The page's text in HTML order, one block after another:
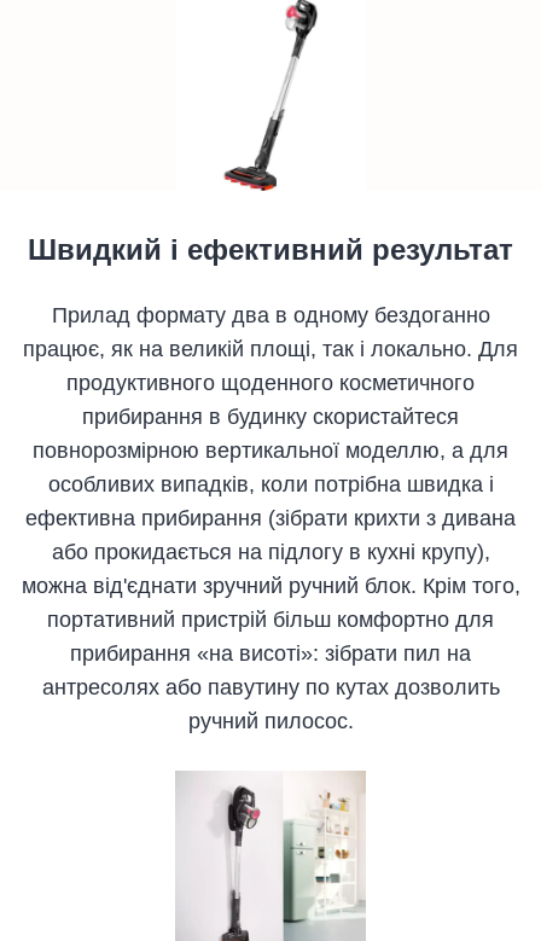
Швидкий і ефективний результат
Прилад формату два в одному бездоганно
працює, як на великій площі, так і локально. Для
продуктивного щоденного косметичного
прибирання в будинку скористайтеся
повнорозмірною вертикальної моделлю, а для
особливих випадків, коли потрібна швидка і
ефективна прибирання (зібрати крихти з дивана
або прокидається на підлогу в кухні крупу),
можна від'єднати зручний ручний блок. Крім того,
портативний пристрій більш комфортно для
прибирання «на висоті»: зібрати пил на
антресолях або павутину по кутах дозволить
ручний пилосос.